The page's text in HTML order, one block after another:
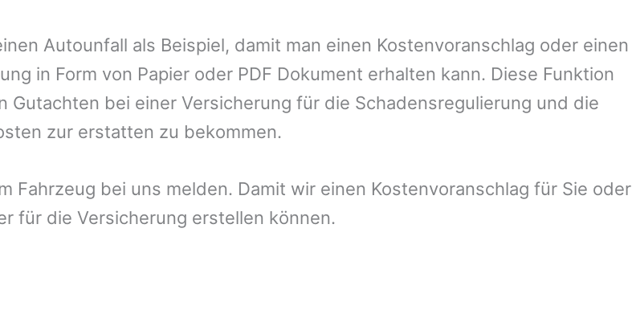
Autounfall als Beispiel, damit man einen Kostenvoranschlag oder einen
in Form von Papier oder PDF Dokument erhalten kann. Diese Funktion
Gutachten bei einer Versicherung für die Schadensregulierung und die
zur erstatten zu bekommen.
Fahrzeug bei uns melden. Damit wir einen Kostenvoranschlag für Sie oder
für die Versicherung erstellen können.